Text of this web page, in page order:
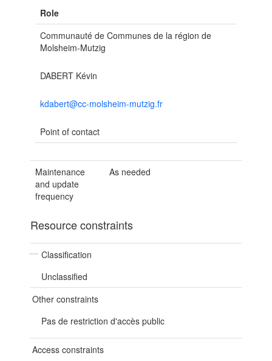
Role
Communauté de Communes de la région de
Molsheim-Mutzig
DABERT Kévin
kdabert@cc-molsheim-mutzig.fr
Point of contact
Maintenance
and update
frequency
As needed
Resource constraints
Classification
Unclassified
Other constraints
Pas de restriction d'accès public
Access constraints